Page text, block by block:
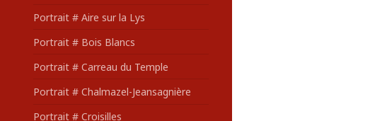
Portrait # Aire sur la Lys
Portrait # Bois Blancs
Portrait # Carreau du Temple
Portrait # Chalmazel-Jeansagnière
Portrait # Croisilles